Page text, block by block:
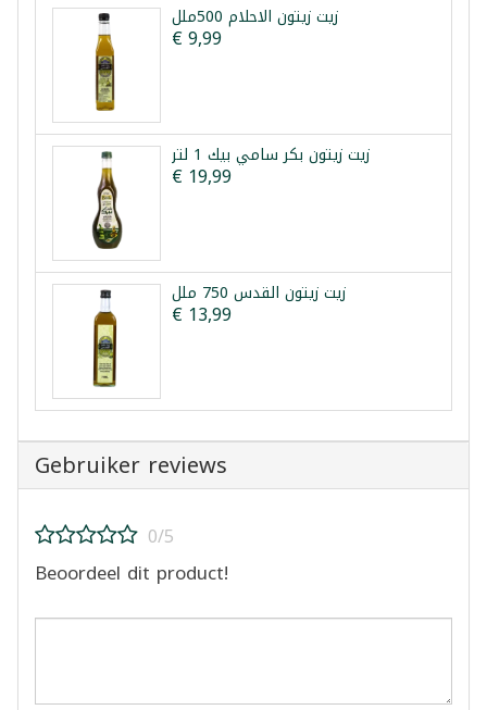
زيت زيتون الاحلام 500ملل
€ 9,99
زيت زيتون بكر سامي بيك 1 لتر
€ 19,99
زيت زيتون القدس 750 ملل
€ 13,99
Gebruiker reviews
0/5
Beoordeel dit product!